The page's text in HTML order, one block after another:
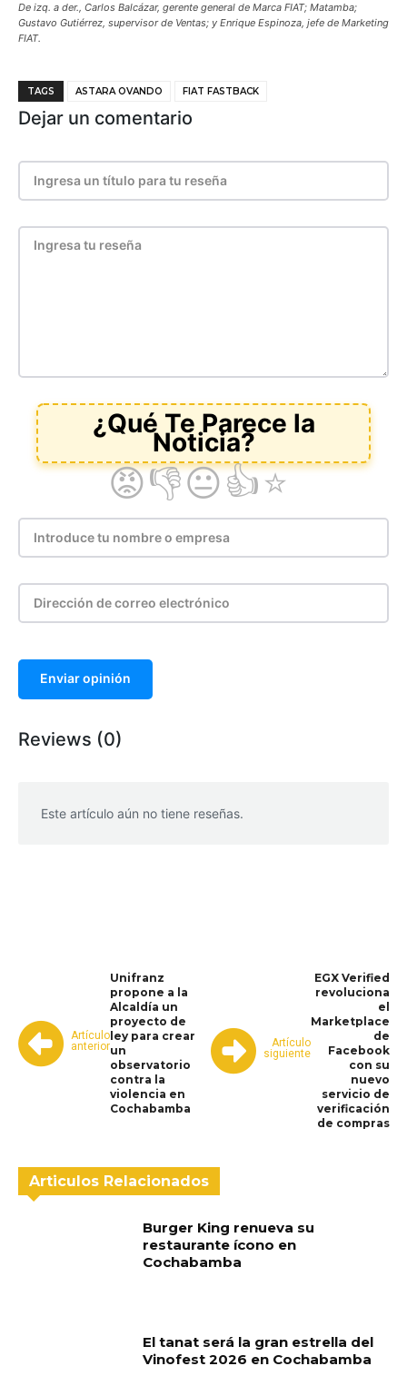
De izq. a der., Carlos Balcázar, gerente general de Marca FIAT; Matamba;
Gustavo Gutiérrez, supervisor de Ventas; y Enrique Espinoza, jefe de Marketing
FIAT.
TAGS ASTARA OVANDO FIAT FASTBACK
Dejar un comentario
Enviar opinión
Reviews (0)
Este artículo aún no tiene reseñas.
Artículo
anterior
Unifranz
propone a la
Alcaldía un
proyecto de
ley para crear
un
observatorio
contra la
violencia en
Cochabamba
Artículo
siguiente
EGX Verified
revoluciona
el
Marketplace
de
Facebook
con su
nuevo
servicio de
verificación
de compras
Articulos Relacionados
Burger King renueva su
restaurante ícono en
Cochabamba
El tanat será la gran estrella del
Vinofest 2026 en Cochabamba